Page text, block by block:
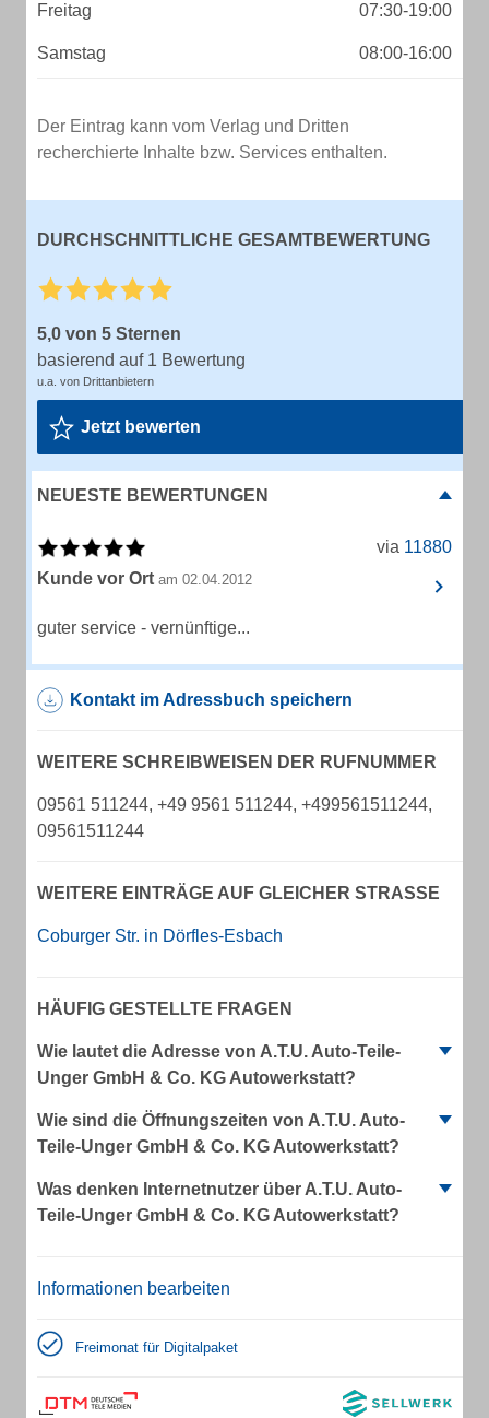
Freitag 07:30-19:00
Samstag 08:00-16:00
Der Eintrag kann vom Verlag und Dritten
recherchierte Inhalte bzw. Services enthalten.
DURCHSCHNITTLICHE GESAMTBEWERTUNG
5,0 von 5 Sternen
basierend auf 1 Bewertung
u.a. von Drittanbietern
Jetzt bewerten
NEUESTE BEWERTUNGEN
via 11880
Kunde vor Ort am 02.04.2012
guter service - vernünftige...
Kontakt im Adressbuch speichern
WEITERE SCHREIBWEISEN DER RUFNUMMER
09561 511244, +49 9561 511244, +499561511244,
09561511244
WEITERE EINTRÄGE AUF GLEICHER STRASSE
Coburger Str. in Dörfles-Esbach
HÄUFIG GESTELLTE FRAGEN
Wie lautet die Adresse von A.T.U. Auto-Teile-
Unger GmbH & Co. KG Autowerkstatt?
Wie sind die Öffnungszeiten von A.T.U. Auto-
Teile-Unger GmbH & Co. KG Autowerkstatt?
Was denken Internetnutzer über A.T.U. Auto-
Teile-Unger GmbH & Co. KG Autowerkstatt?
Informationen bearbeiten
Freimonat für Digitalpaket